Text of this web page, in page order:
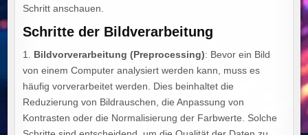
Schritt anschauen.
Schritte der Bildverarbeitung
1. Bildvorverarbeitung (Preprocessing): Bevor ein Bild
von einem Computer analysiert werden kann, muss es
häufig vorverarbeitet werden. Dies beinhaltet die
Reduzierung von Bildrauschen, die Anpassung von
Kontrasten oder die Normalisierung der Farbwerte. Solche